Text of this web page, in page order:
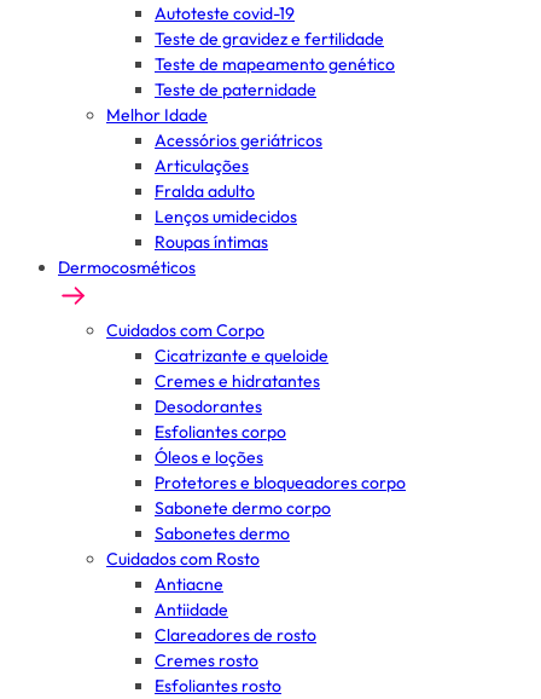
Autoteste covid-19
Teste de gravidez e fertilidade
Teste de mapeamento genético
Teste de paternidade
Melhor Idade
Acessórios geriátricos
Articulações
Fralda adulto
Lenços umidecidos
Roupas íntimas
Dermocosméticos
Cuidados com Corpo
Cicatrizante e queloide
Cremes e hidratantes
Desodorantes
Esfoliantes corpo
Óleos e loções
Protetores e bloqueadores corpo
Sabonete dermo corpo
Sabonetes dermo
Cuidados com Rosto
Antiacne
Antiidade
Clareadores de rosto
Cremes rosto
Esfoliantes rosto